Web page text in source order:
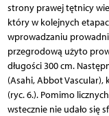
strony prawej tętnicy
który w kolejnych
wprowadzaniu
przegrodową użyto
długości 300 cm.
(Asahi, Abbot Vascular),
(ryc. 6.). Pomimo
wstecznie nie udało się